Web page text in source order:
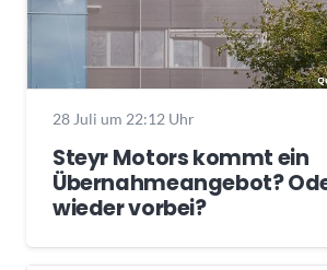
28 Juli um 22:12 Uhr
Steyr Motors kommt ein
Übernahmeangebot?
wieder vorbei?